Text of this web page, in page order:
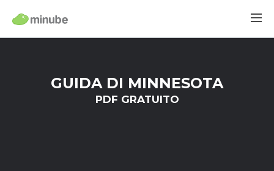
GUIDA DI MINNESOTA
PDF GRATUITO